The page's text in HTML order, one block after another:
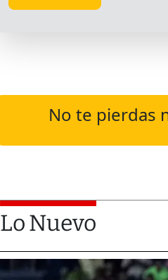
No te pierdas
Lo Nuevo